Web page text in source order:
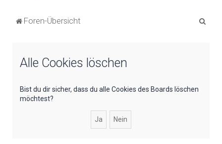
Foren-Übersicht
Alle Cookies löschen
Bist du dir sicher, dass du alle Cookies des Boards löschen
möchtest?